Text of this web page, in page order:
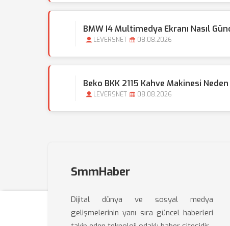
BMW I4 Multimedya Ekranı Nasıl
LEVERSNET 08.08.2026
Beko BKK 2115 Kahve Makinesi Neden
LEVERSNET 08.08.2026
SmmHaber
Dijital dünya ve sosyal medya
gelişmelerinin yanı sıra güncel haberleri